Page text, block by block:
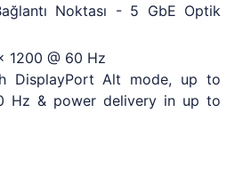
Noktası - 5 GbE Optik
1200 @ 60 Hz
DisplayPort Alt mode, up to
Hz & power delivery in up to